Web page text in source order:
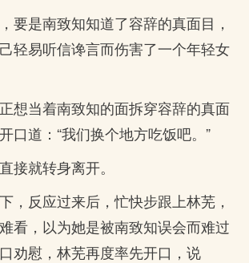
要是南致知知道了容辞的真面目，
轻易听信谗言而伤害了一个年轻女
想当着南致知的面拆穿容辞的真面
口道：“我们换个地方吃饭吧。”
接就转身离开。
，反应过来后，忙快步跟上林芜，
看，以为她是被南致知误会而难过
劝慰，林芜再度率先开口，说